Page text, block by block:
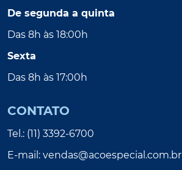
De segunda a quinta
Das 8h às 18:00h
Sexta
Das 8h às 17:00h
CONTATO
Tel.: (11) 3392-6700
E-mail: vendas@acoespecial.com.br